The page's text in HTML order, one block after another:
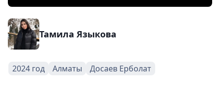
Тамила Языкова
2024 год Алматы Досаев Ерболат